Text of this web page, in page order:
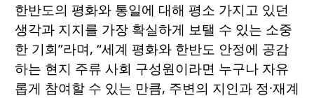
한반도의 평화와 통일에 대해 평소 가지고 있던
생각과 지지를 가장 확실하게 보탤 수 있는 소중
한 기회”라며, “세계 평화와 한반도 안정에 공감
하는 현지 주류 사회 구성원이라면 누구나 자유
롭게 참여할 수 있는 만큼, 주변의 지인과 정·재계